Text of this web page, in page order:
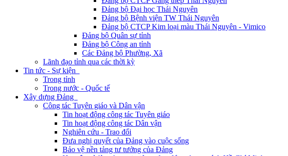
Đảng bộ Đại học Thái Nguyên
Đảng bộ Bệnh viện TW Thái Nguyên
Đảng bộ CTCP Kim loại màu Thái Nguyên - Vimico
Đảng bộ Quân sự tỉnh
Đảng bộ Công an tỉnh
Các Đảng bộ Phường, Xã
Lãnh đạo tỉnh qua các thời kỳ
Tin tức - Sự kiện
Trong tỉnh
Trong nước - Quốc tế
Xây dựng Đảng
Công tác Tuyên giáo và Dân vận
Tin hoạt động công tác Tuyên giáo
Tin hoạt động công tác Dân vận
Nghiên cứu - Trao đổi
Đưa nghị quyết của Đảng vào cuộc sống
Bảo vệ nền tảng tư tưởng của Đảng